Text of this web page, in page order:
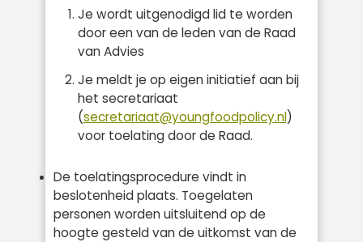
Je wordt uitgenodigd lid te worden
door een van de leden van de Raad
van Advies
Je meldt je op eigen initiatief aan bij
het secretariaat
(secretariaat@youngfoodpolicy.nl)
voor toelating door de Raad.
De toelatingsprocedure vindt in
beslotenheid plaats. Toegelaten
personen worden uitsluitend op de
hoogte gesteld van de uitkomst van de